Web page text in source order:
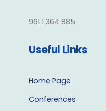
961 1 364 885
Useful Links
Home Page
Conferences